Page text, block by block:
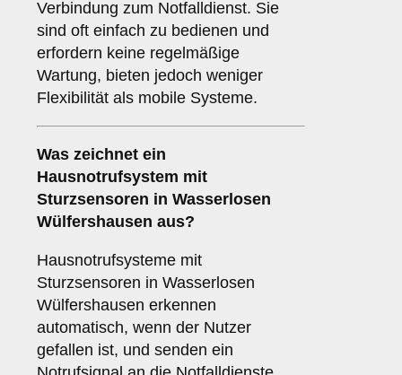
Verbindung zum Notfalldienst. Sie
sind oft einfach zu bedienen und
erfordern keine regelmäßige
Wartung, bieten jedoch weniger
Flexibilität als mobile Systeme.
Was zeichnet ein
Hausnotrufsystem mit
Sturzsensoren in Wasserlosen
Wülfershausen aus?
Hausnotrufsysteme mit
Sturzsensoren in Wasserlosen
Wülfershausen erkennen
automatisch, wenn der Nutzer
gefallen ist, und senden ein